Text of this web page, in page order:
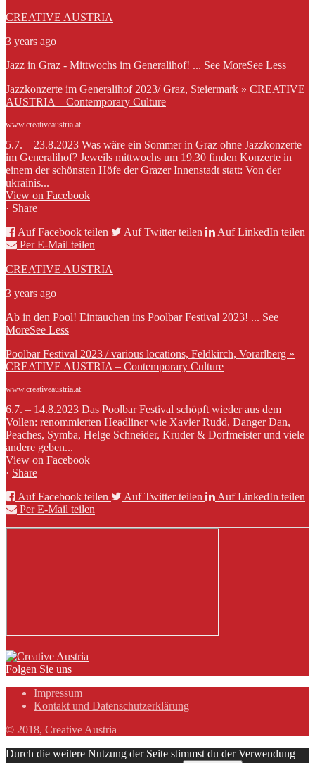
CREATIVE AUSTRIA
3 years ago
Jazz in Graz - Mittwochs im Generalihof! ... See MoreSee Less
Jazzkonzerte im Generalihof 2023/ Graz, Steiermark » CREATIVE
AUSTRIA – Contemporary Culture
www.creativeaustria.at
5.7. – 23.8.2023 Was wäre ein Sommer in Graz ohne Jazzkonzerte
im Generalihof? Jeweils mittwochs um 19.30 finden Konzerte in
einem der schönsten Höfe der Grazer Innenstadt statt: Von der
ukrainis...
View on Facebook
· Share
Auf Facebook teilen
Auf Twitter teilen
Auf LinkedIn teilen
Per E-Mail teilen
CREATIVE AUSTRIA
3 years ago
Ab in den Pool! Eintauchen ins Poolbar Festival 2023! ... See
MoreSee Less
Poolbar Festival 2023 / various locations, Feldkirch, Vorarlberg »
CREATIVE AUSTRIA – Contemporary Culture
www.creativeaustria.at
6.7. – 14.8.2023 Das Poolbar Festival schöpft wieder aus dem
Vollen: renommierten Headliner wie Xavier Rudd, Danger Dan,
Peaches, Symba, Helge Schneider, Kruder & Dorfmeister und viele
andere geben...
View on Facebook
· Share
Auf Facebook teilen
Auf Twitter teilen
Auf LinkedIn teilen
Per E-Mail teilen
Folgen Sie uns
Impressum
Kontakt und Datenschutzerklärung
© 2018, Creative Austria
Durch die weitere Nutzung der Seite stimmst du der Verwendung